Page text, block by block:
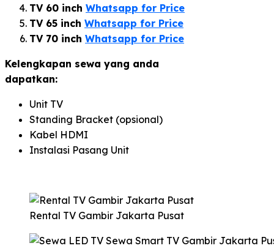
TV 60 inch Whatsapp for Price
TV 65 inch Whatsapp for Price
TV 70 inch Whatsapp for Price
Kelengkapan sewa yang anda
dapatkan:
Unit TV
Standing Bracket (opsional)
Kabel HDMI
Instalasi Pasang Unit
Rental TV Gambir Jakarta Pusat